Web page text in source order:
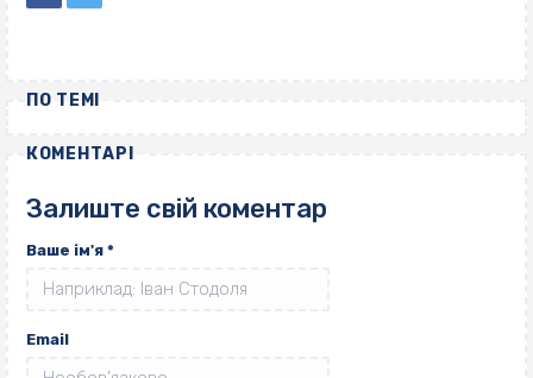
ПО ТЕМІ
КОМЕНТАРІ
Залиште свій коментар
Ваше ім'я *
Email